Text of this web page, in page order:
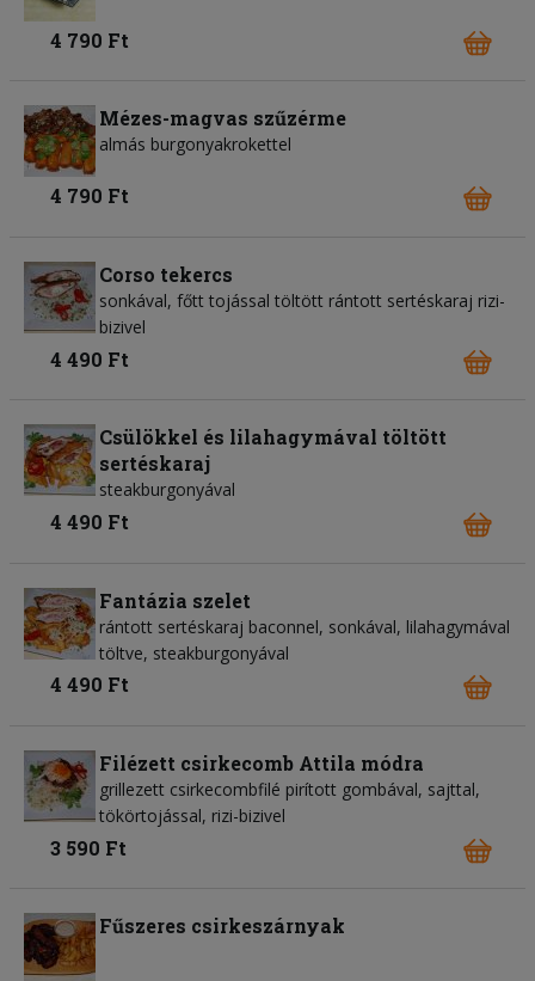
4 790 Ft
Mézes-magvas szűzérme
almás burgonyakrokettel
4 790 Ft
Corso tekercs
sonkával, főtt tojással töltött rántott sertéskaraj rizi-
bizivel
4 490 Ft
Csülökkel és lilahagymával töltött
sertéskaraj
steakburgonyával
4 490 Ft
Fantázia szelet
rántott sertéskaraj baconnel, sonkával, lilahagymával
töltve, steakburgonyával
4 490 Ft
Filézett csirkecomb Attila módra
grillezett csirkecombfilé pirított gombával, sajttal,
tökörtojással, rizi-bizivel
3 590 Ft
Fűszeres csirkeszárnyak